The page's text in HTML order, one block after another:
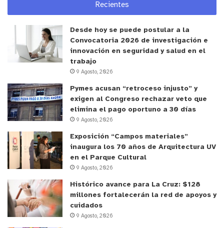
comunicó El Mercurio en esa época.
“Partimos la empresa con seis millones cada uno,
con tres personas y yo cuando entregue la
empresa, cuando la vendí tenía como 400
personas trabajando y 15 sucursales… Realmente
yo estaba loco, para mi fue un alivio venderla”,
declaró Rodrigo.
por Francois Pouzet puedes verla acá:
Recientes
Desde hoy se puede postular a la
Convocatoria 2026 de investigación e
innovación en seguridad y salud en el
trabajo
9 Agosto, 2026
Pymes acusan “retroceso injusto” y
exigen al Congreso rechazar veto que
elimina el pago oportuno a 30 días
9 Agosto, 2026
Exposición “Campos materiales”
inaugura los 70 años de Arquitectura UV
en el Parque Cultural
9 Agosto, 2026
Histórico avance para La Cruz: $128
millones fortalecerán la red de apoyos y
cuidados
9 Agosto, 2026